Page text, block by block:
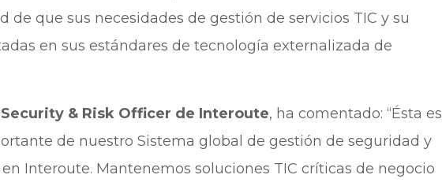
de que sus necesidades de gestión de servicios TIC y su
en sus estándares de tecnología externalizada de
& Risk Officer de Interoute, ha comentado: “Ésta es
de nuestro Sistema global de gestión de seguridad y
Interoute. Mantenemos soluciones TIC críticas de negocio